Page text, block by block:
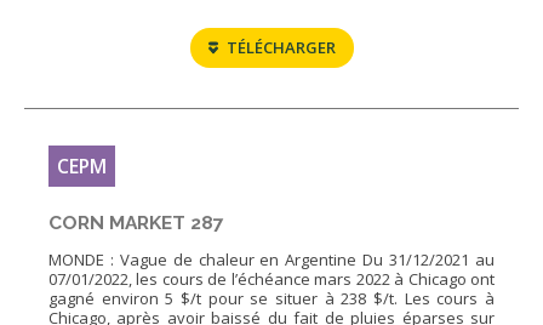
TÉLÉCHARGER
CEPM
CORN MARKET 287
MONDE : Vague de chaleur en Argentine Du 31/12/2021 au
07/01/2022, les cours de l’échéance mars 2022 à Chicago ont
gagné environ 5 $/t pour se situer à 238 $/t. Les cours à
Chicago, après avoir baissé du fait de pluies éparses sur